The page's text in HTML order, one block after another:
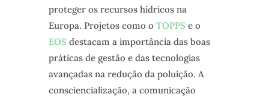
proteger os recursos hídricos na
Europa. Projetos como o TOPPS e o
EOS destacam a importância das boas
práticas de gestão e das tecnologias
avançadas na redução da poluição. A
consciencialização, a comunicação